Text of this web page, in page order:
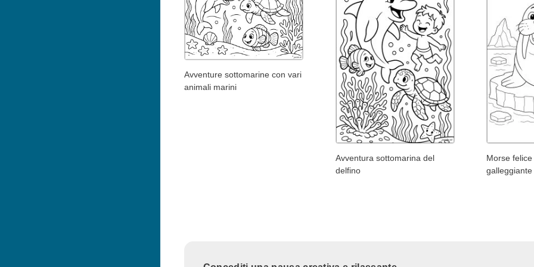
Avventure sottomarine con vari
animali marini
Avventura sottomarina del
delfino
Morse
galleggiante